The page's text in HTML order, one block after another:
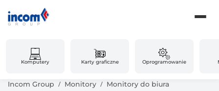
Komputery Karty graficzne Oprogramowanie
Incom Group Monitory Monitory do biura